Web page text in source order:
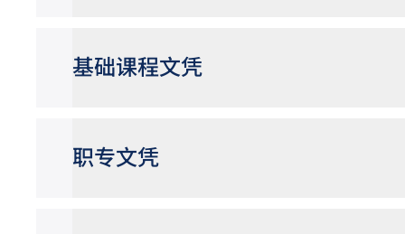
基础课程文凭
职专文凭